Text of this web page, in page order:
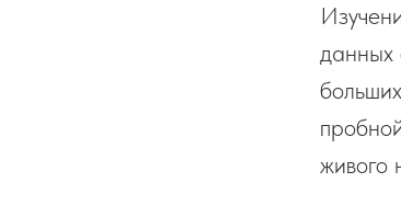
данных
живого